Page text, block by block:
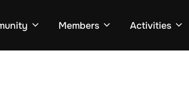
Members Activities